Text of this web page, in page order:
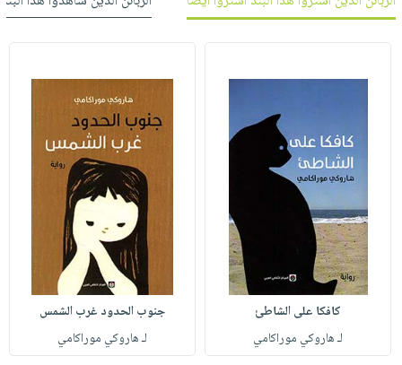
أدواتكتب
اكسسوارات
منزلية
ملابس
مطرزات
حقائب
حلي
عناية
بالذات
صابون
أطفال
مناسبات
كل
الاشتراكات
صندوق
حدود
الشركة
سياسة
الشركة
فيديوهات
أسئلة
يتكرر
حسابك
لائحة
الأمنيات
التسوق
كافكا على الشاطئ
لـ هاروكي موراكامي
جنوب الحدود غرب الشمس
لـ هاروكي موراكامي